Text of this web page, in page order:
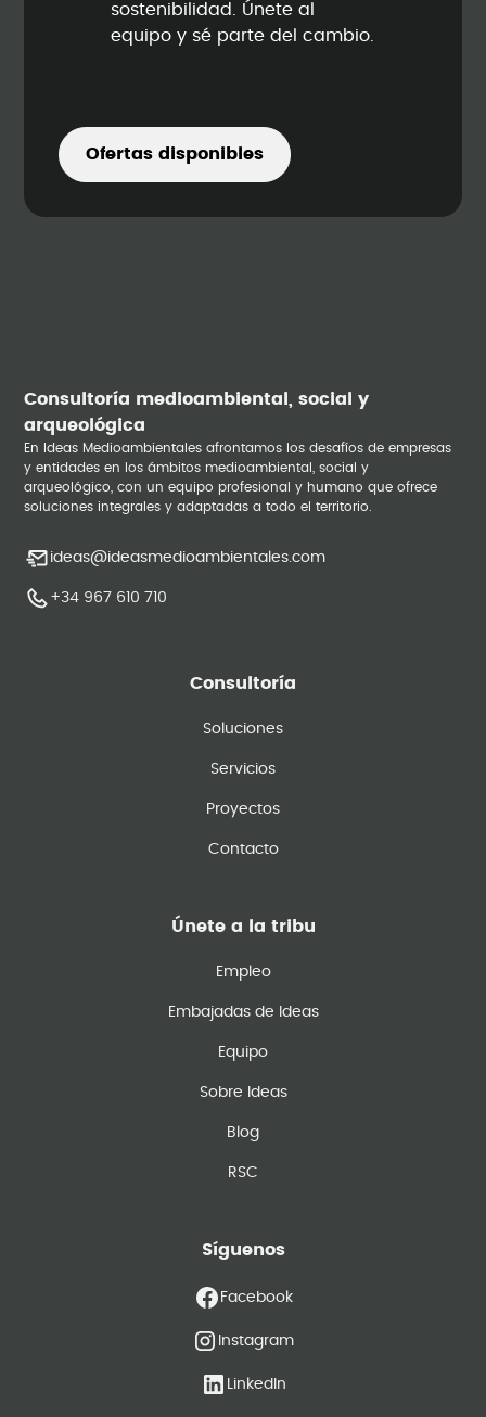
sostenibilidad. Únete al
equipo y sé parte del cambio.
Ofertas disponibles
Consultoría medioambiental, social y
arqueológica
En Ideas Medioambientales afrontamos los desafíos de empresas
y entidades en los ámbitos medioambiental, social y
arqueológico, con un equipo profesional y humano que ofrece
soluciones integrales y adaptadas a todo el territorio.
ideas@ideasmedioambientales.com
+34 967 610 710
Consultoría
Soluciones
Servicios
Proyectos
Contacto
Únete a la tribu
Empleo
Embajadas de Ideas
Equipo
Sobre Ideas
Blog
RSC
Síguenos
Facebook
Instagram
LinkedIn